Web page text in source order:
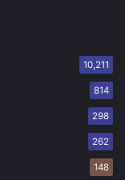
10,211
814
298
262
148